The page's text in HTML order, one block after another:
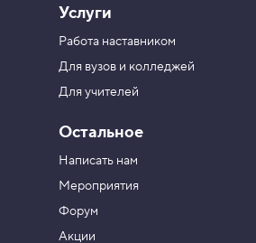
Услуги
Работа наставником
Для вузов и колледжей
Для учителей
Остальное
Написать нам
Мероприятия
Форум
Акции